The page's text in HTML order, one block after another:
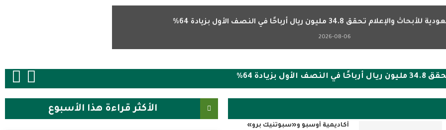
تحقق 34.8 مليون ريال أرباحًا في النصف الأول بزيادة 64%
2026-08-06
64%
أكاديمية أوسبو و«سبوتنيك برو»
الأكثر قراءة هذا الأسبوع